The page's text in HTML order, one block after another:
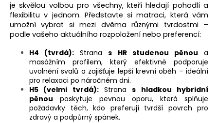
je skvělou volbou pro všechny, kteří hledají pohodlí a
flexibilitu v jednom. Představte si matraci, která vám
umožní vybrat si mezi dvěma různými tvrdostmi –
podle vašeho aktuálního rozpoložení nebo preferencí:
H4 (tvrdá): Stranas HR studenou pěnou a
masážním profilem, který efektivně podporuje
uvolnění svalů a zajišťuje lepší krevní oběh – ideální
pro relaxaci po náročném dni.
H5 (velmi tvrdá):Stranas hladkou hybridní
pěnou poskytuje pevnou oporu, která splňuje
požadavky těch, kdo preferují tvrdší povrch pro
zdravý a podpůrný spánek.